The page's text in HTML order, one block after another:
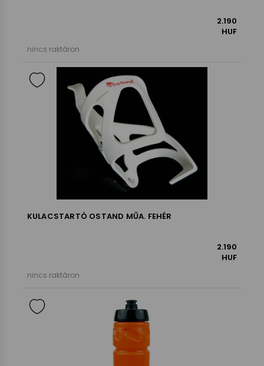
2.190
HUF
nincs raktáron
KULACSTARTÓ OSTAND MŰA. FEHÉR
2.190
HUF
nincs raktáron